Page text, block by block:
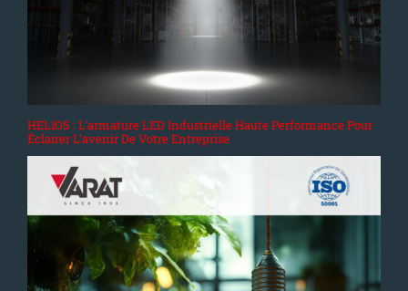
HELIOS : L'armature LED Industrielle Haute Performance Pour
Éclairer L'avenir De Votre Entreprise